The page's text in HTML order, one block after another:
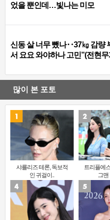
었을 뿐인데…빛나는 미모
신동 살 너무 뺐나‥37㎏ 감량
서 요요 와야하나 고민”(전현
많이 본 포토
샤를리즈 테론, 독보적
인 귀걸이..
트리플에
그맨